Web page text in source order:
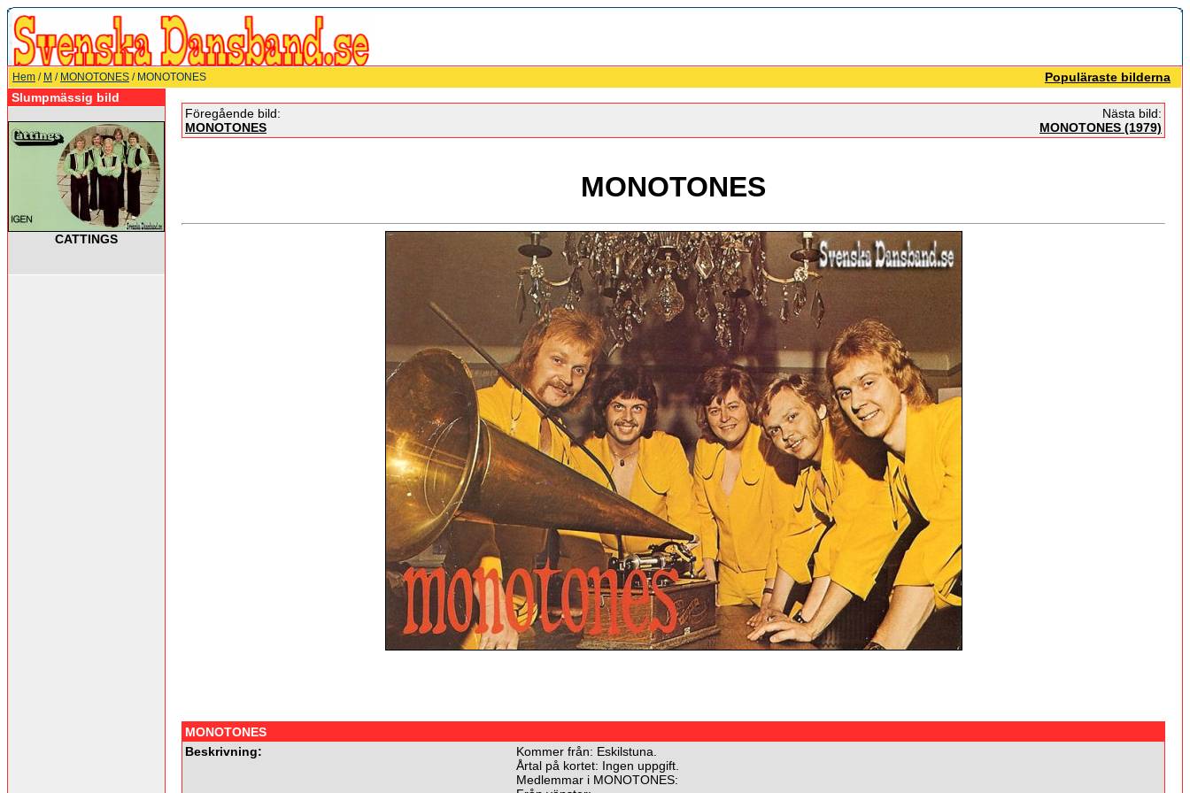
Hem / M / MONOTONES / MONOTONES
Populäraste bilderna
Slumpmässig bild
CATTINGS
Föregående bild:
MONOTONES
Nästa bild:
MONOTONES (1979)
MONOTONES
MONOTONES
Beskrivning:
Kommer från: Eskilstuna.
Årtal på kortet: Ingen uppgift.
Medlemmar i MONOTONES: